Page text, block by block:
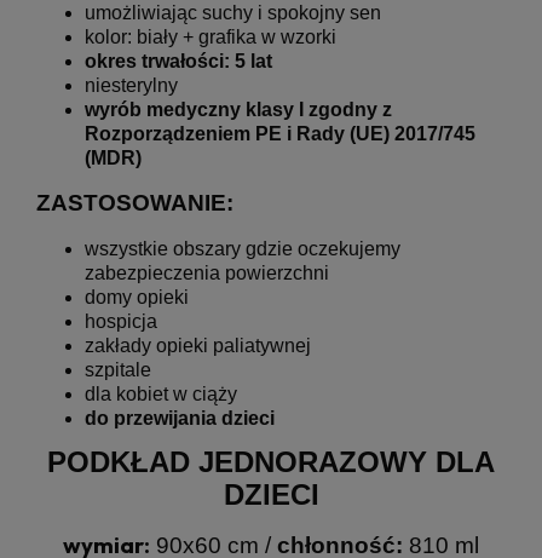
umożliwiając suchy i spokojny sen
kolor: biały + grafika w wzorki
okres trwałości: 5 lat
niesterylny
wyrób medyczny klasy I zgodny z
Rozporządzeniem PE i Rady (UE) 2017/745
(MDR)
ZASTOSOWANIE:
wszystkie obszary gdzie oczekujemy
zabezpieczenia powierzchni
domy opieki
hospicja
zakłady opieki paliatywnej
szpitale
dla kobiet w ciąży
do przewijania dzieci
PODKŁAD JEDNORAZOWY DLA
DZIECI
wymiar: 90x60 cm / chłonność: 810 ml